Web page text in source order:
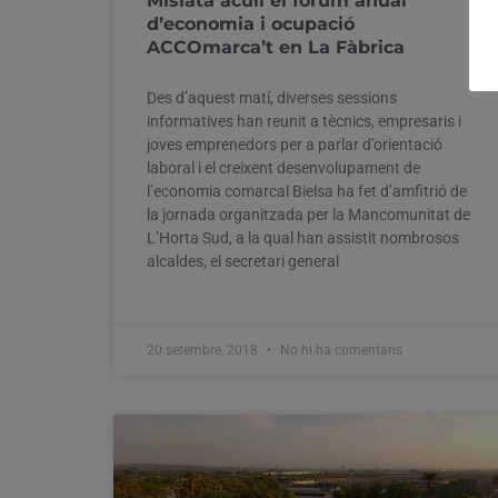
d’economia i ocupació
ACCOmarca’t en La Fàbrica
Des d’aquest matí, diverses sessions
informatives han reunit a tècnics, empresaris i
joves emprenedors per a parlar d’orientació
laboral i el creixent desenvolupament de
l’economia comarcal Bielsa ha fet d’amfitrió de
la jornada organitzada per la Mancomunitat de
L’Horta Sud, a la qual han assistit nombrosos
alcaldes, el secretari general
20 setembre, 2018 No hi ha comentaris